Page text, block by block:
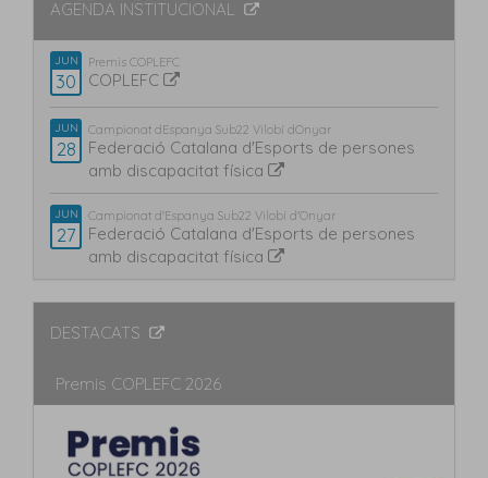
AGENDA INSTITUCIONAL
JUN
30
Premis COPLEFC
COPLEFC
JUN
28
Campionat dEspanya Sub22 Vilobí dOnyar
Federació Catalana d'Esports de persones
amb discapacitat física
JUN
27
Campionat d'Espanya Sub22 Vilobí d'Onyar
Federació Catalana d'Esports de persones
amb discapacitat física
DESTACATS
Premis COPLEFC 2026